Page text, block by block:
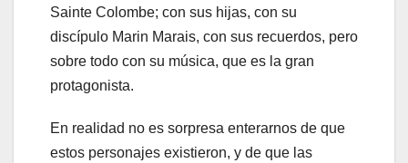
Sainte Colombe; con sus hijas, con su
discípulo Marin Marais, con sus recuerdos, pero
sobre todo con su música, que es la gran
protagonista.
En realidad no es sorpresa enterarnos de que
estos personajes existieron, y de que las